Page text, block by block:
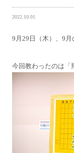
2022.10.01
9月29日（木）、9月
今回教わったのは「